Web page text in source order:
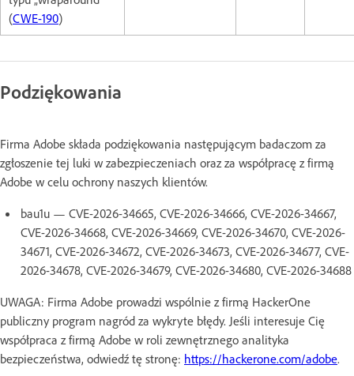
(CWE-190)
Podziękowania
Firma Adobe składa podziękowania następującym badaczom za
zgłoszenie tej luki w zabezpieczeniach oraz za współpracę z firmą
Adobe w celu ochrony naszych klientów.
bau1u — CVE-2026-34665, CVE-2026-34666, CVE-2026-34667,
CVE-2026-34668, CVE-2026-34669, CVE-2026-34670, CVE-2026-
34671, CVE-2026-34672, CVE-2026-34673, CVE-2026-34677, CVE-
2026-34678, CVE-2026-34679, CVE-2026-34680, CVE-2026-34688
UWAGA: Firma Adobe prowadzi wspólnie z firmą HackerOne
publiczny program nagród za wykryte błędy. Jeśli interesuje Cię
współpraca z firmą Adobe w roli zewnętrznego analityka
bezpieczeństwa, odwiedź tę stronę: https://hackerone.com/adobe.